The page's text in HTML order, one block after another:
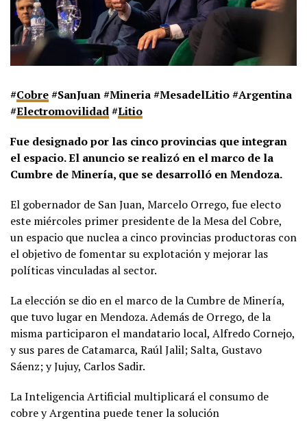
#Cobre#SanJuan #Mineria #MesadelLitio #Argentina
#Electromovilidad#Litio
Fue designado por las cinco provincias que integran
el espacio. El anuncio se realizó en el marco de la
Cumbre de Minería, que se desarrolló en Mendoza.
El gobernador de San Juan, Marcelo Orrego, fue electo
este miércoles primer presidente de la Mesa del Cobre,
un espacio que nuclea a cinco provincias productoras con
el objetivo de fomentar su explotación y mejorar las
políticas vinculadas al sector.
La elección se dio en el marco de la Cumbre de Minería,
que tuvo lugar en Mendoza. Además de Orrego, de la
misma participaron el mandatario local, Alfredo Cornejo,
y sus pares de Catamarca, Raúl Jalil; Salta, Gustavo
Sáenz; y Jujuy, Carlos Sadir.
La Inteligencia Artificial multiplicará el consumo de
cobre y Argentina puede tener la solución